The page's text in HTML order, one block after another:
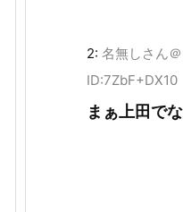
2: 名無しさん
ID:7ZbF+DX10
まぁ上田で